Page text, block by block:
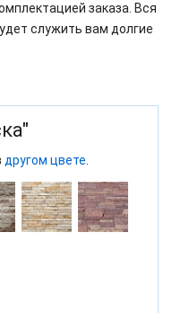
заказа. Вся
служить вам долгие
другом цвете